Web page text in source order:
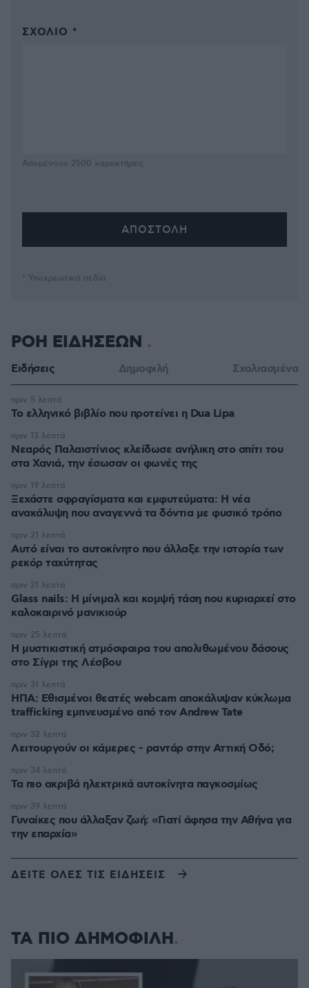
ΣΧΌΛΙΟ *
Απομένουν 2500 χαρακτήρες
* Υποχρεωτικά πεδία
ΡΟΗ ΕΙΔΗΣΕΩΝ
Ειδήσεις Δημοφιλή Σχολιασμένα
Το ελληνικό βιβλίο που προτείνει η Dua Lipa
πριν 5 λεπτά
Νεαρός Παλαιστίνιος κλείδωσε ανήλικη στο σπίτι του
στα Χανιά, την έσωσαν οι φωνές της
πριν 13 λεπτά
Ξεχάστε σφραγίσματα και εμφυτεύματα: Η νέα
ανακάλυψη που αναγεννά τα δόντια με φυσικό τρόπο
πριν 19 λεπτά
Αυτό είναι το αυτοκίνητο που άλλαξε την ιστορία των
ρεκόρ ταχύτητας
πριν 21 λεπτά
Glass nails: Η μίνιμαλ και κομψή τάση που κυριαρχεί στο
καλοκαιρινό μανικιούρ
πριν 21 λεπτά
Η μυστικιστική ατμόσφαιρα του απολιθωμένου δάσους
στο Σίγρι της Λέσβου
πριν 25 λεπτά
ΗΠΑ: Εθισμένοι θεατές webcam αποκάλυψαν κύκλωμα
trafficking εμπνευσμένο από τον Andrew Tate
πριν 31 λεπτά
Λειτουργούν οι κάμερες - ραντάρ στην Αττική Οδό;
πριν 32 λεπτά
Τα πιο ακριβά ηλεκτρικά αυτοκίνητα παγκοσμίως
πριν 34 λεπτά
Γυναίκες που άλλαξαν ζωή: «Γιατί άφησα την Αθήνα για
την επαρχία»
πριν 39 λεπτά
ΔΕΙΤΕ ΟΛΕΣ ΤΙΣ ΕΙΔΗΣΕΙΣ
ΤΑ ΠΙΟ ΔΗΜΟΦΙΛΗ